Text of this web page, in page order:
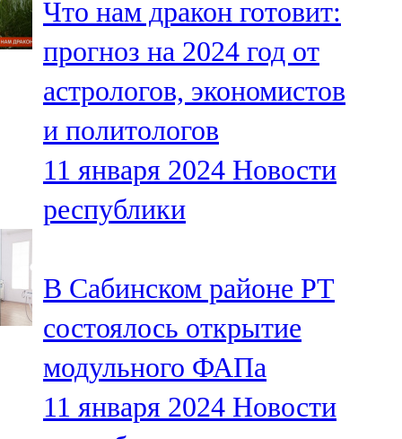
Чүпрәле
91,0 FM
Шәмәрдән
102,3 FM
Яңа чишмә
107,0 FM
105,5 FM
Что нам дракон готовит:
прогноз на 2024 год от
астрологов, экономистов
и политологов
11 января 2024 Новости
республики
В Сабинском районе РТ
состоялось открытие
модульного ФАПа
11 января 2024 Новости